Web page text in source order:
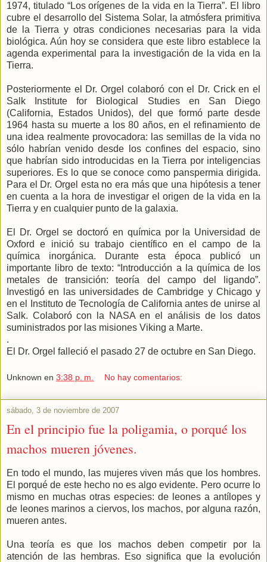
1974, titulado “Los orígenes de la vida en la Tierra”. El libro
cubre el desarrollo del Sistema Solar, la atmósfera primitiva
de la Tierra y otras condiciones necesarias para la vida
biológica. Aún hoy se considera que este libro establece la
agenda experimental para la investigación de la vida en la
Tierra.
Posteriormente el Dr. Orgel colaboró con el Dr. Crick en el
Salk Institute for Biological Studies en San Diego
(California, Estados Unidos), del que formó parte desde
1964 hasta su muerte a los 80 años, en el refinamiento de
una idea realmente provocadora: las semillas de la vida no
sólo habrían venido desde los confines del espacio, sino
que habrían sido introducidas en la Tierra por inteligencias
superiores. Es lo que se conoce como panspermia dirigida.
Para el Dr. Orgel esta no era más que una hipótesis a tener
en cuenta a la hora de investigar el origen de la vida en la
Tierra y en cualquier punto de la galaxia.
El Dr. Orgel se doctoró en química por la Universidad de
Oxford e inició su trabajo científico en el campo de la
química inorgánica. Durante esta época publicó un
importante libro de texto: “Introducción a la química de los
metales de transición: teoría del campo del ligando”.
Investigó en las universidades de Cambridge y Chicago y
en el Instituto de Tecnología de California antes de unirse al
Salk. Colaboró con la NASA en el análisis de los datos
suministrados por las misiones Viking a Marte.
.
El Dr. Orgel falleció el pasado 27 de octubre en San Diego.
Unknown en 3:38 p. m. No hay comentarios:
sábado, 3 de noviembre de 2007
En el principio fue la poligamia, o porqué los
machos mueren jóvenes.
En todo el mundo, las mujeres viven más que los hombres.
El porqué de este hecho no es algo evidente. Pero ocurre lo
mismo en muchas otras especies: de leones a antílopes y
de leones marinos a ciervos, los machos, por alguna razón,
mueren antes.
Una teoría es que los machos deben competir por la
atención de las hembras. Eso significa que la evolución